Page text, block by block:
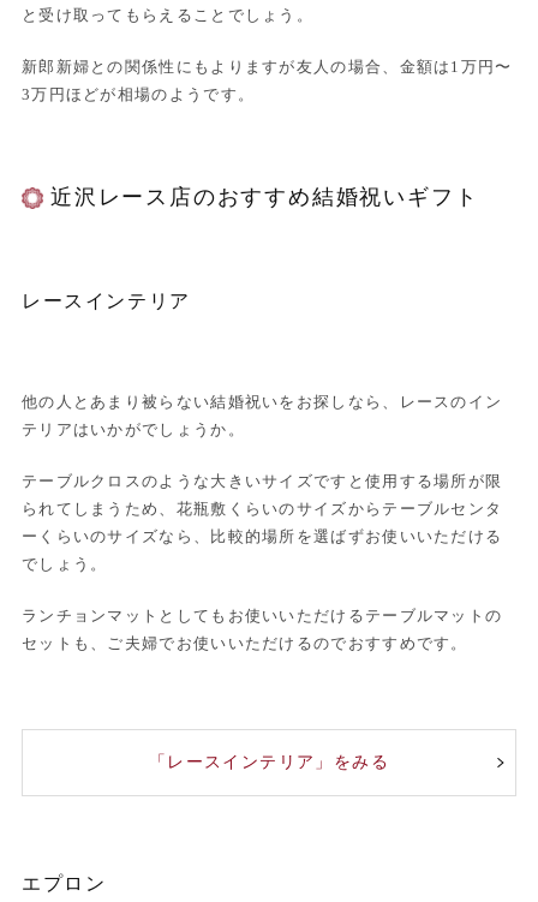
と受け取ってもらえることでしょう。
新郎新婦との関係性にもよりますが友人の場合、金額は1万円〜
3万円ほどが相場のようです。
近沢レース店のおすすめ結婚祝いギフト
レースインテリア
他の人とあまり被らない結婚祝いをお探しなら、レースのイン
テリアはいかがでしょうか。
テーブルクロスのような大きいサイズですと使用する場所が限
られてしまうため、花瓶敷くらいのサイズからテーブルセンタ
ーくらいのサイズなら、比較的場所を選ばずお使いいただける
でしょう。
ランチョンマットとしてもお使いいただけるテーブルマットの
セットも、ご夫婦でお使いいただけるのでおすすめです。
「レースインテリア」をみる
エプロン